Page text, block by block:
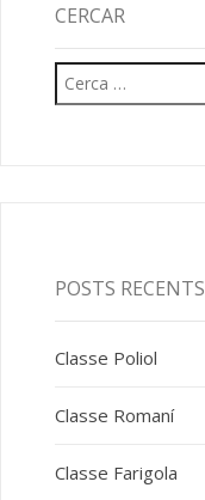
CERCAR
Cerca:
POSTS RECENTS
Classe Poliol
Classe Romaní
Classe Farigola